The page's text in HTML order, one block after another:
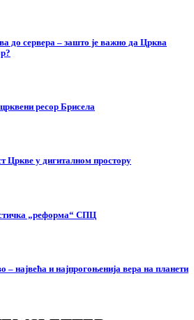
до сервера – зашто је важно да Црква
ресор Брисела
Цркве у дигиталном простору
„реформа“ СПЦ
највећа и најпрогоњенија вера на планети